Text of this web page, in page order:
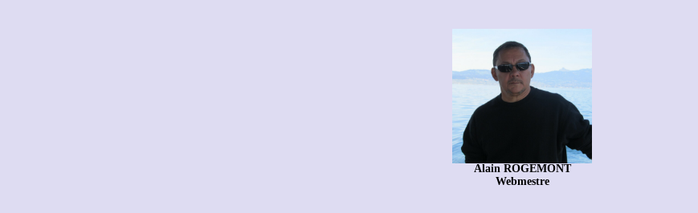
Alain ROGEMONT
Webmestre